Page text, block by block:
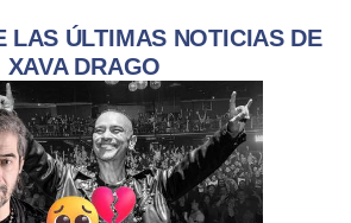
LAS ÚLTIMAS NOTICIAS DE
XAVA DRAGO